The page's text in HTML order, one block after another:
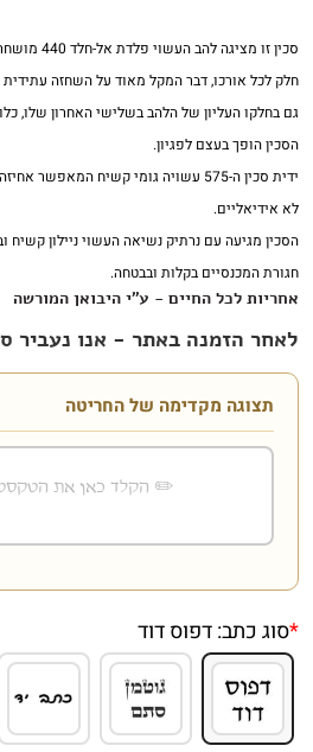
חלק לכל אורכו, דבר המקל מאוד על השחזה
גם בחלקו העליון של הלהב בשלישי האחרון שלו,
הסכין הופך בעצם לפגיון.
ידית סכין ה-575 עשויה גומי קשיח
לא אידיאליים.
הסכין מגיעה עם נרתיק נשיאה העשוי ניילון
חגורת המכנסיים בקלות ובבטחה.
אחריות לכל החיים - ע"י היבואן המורשה
לאחר הזמנה באתר - אנו נעביר
תצוגה מקדימה של החריטה
*סוג כתב:דפוס דוד